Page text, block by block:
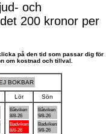
och
200 kronor per
på den tid som passar dig för
om kostnad och tillval.
BOKBAR
Lör
Sön
Båtviken
8/8-26
Badviken
8/8-26
Båtviken
9/8-26
Badviken
9/8-26